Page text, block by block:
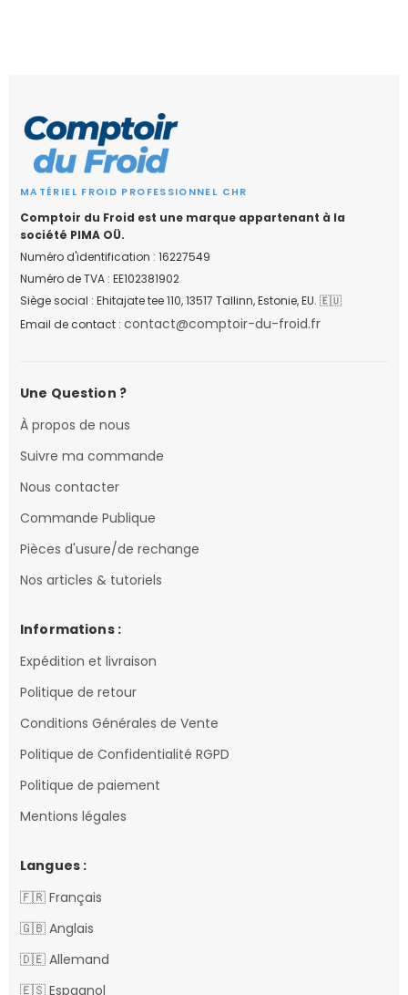
MATÉRIEL FROID PROFESSIONNEL CHR
Comptoir du Froid est une marque appartenant à la
société PIMA OÜ.
Numéro d'identification : 16227549
Numéro de TVA : EE102381902
Siège social : Ehitajate tee 110, 13517 Tallinn, Estonie, EU. 🇪🇺
Email de contact : contact@comptoir-du-froid.fr
Une Question ?
À propos de nous
Suivre ma commande
Nous contacter
Commande Publique
Pièces d'usure/de rechange
Nos articles & tutoriels
Informations :
Expédition et livraison
Politique de retour
Conditions Générales de Vente
Politique de Confidentialité RGPD
Politique de paiement
Mentions légales
Langues :
🇫🇷 Français
🇬🇧 Anglais
🇩🇪 Allemand
🇪🇸 Espagnol